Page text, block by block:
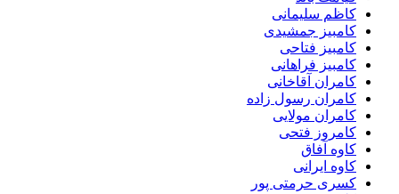
کاظم سلیمانی
کامبیز جمشیدی
کامبیز فتاحی
کامبیز فراهانی
کامران آقاخانی
کامران رسول زاده
کامران مولایی
کامروز فتحی
کاوه آفاق
کاوه ایرانی
کسری حرمتی پور